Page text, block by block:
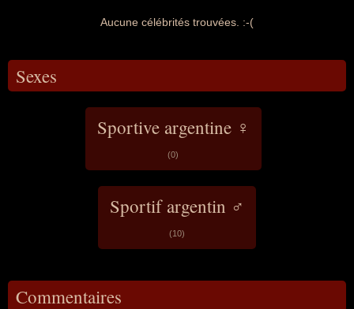
Aucune célébrités trouvées. :-(
Sexes
Sportive argentine ♀
(0)
Sportif argentin ♂
(10)
Commentaires